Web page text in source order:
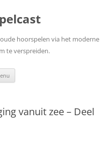
hoorspelen via het moderne
te verspreiden.
vanuit zee – Deel